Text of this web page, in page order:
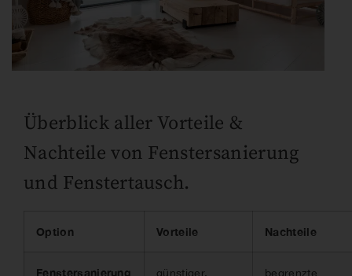
Überblick aller Vorteile &
Nachteile von Fenstersanierung
und Fenstertausch.
Option Vorteile Nachteile
Fenstersanierung
günstiger,
begrenzte